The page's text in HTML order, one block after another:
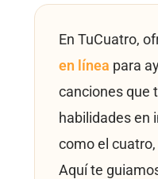
En TuCuatro,
en línea para
canciones que
habilidades en
como el
Aquí te